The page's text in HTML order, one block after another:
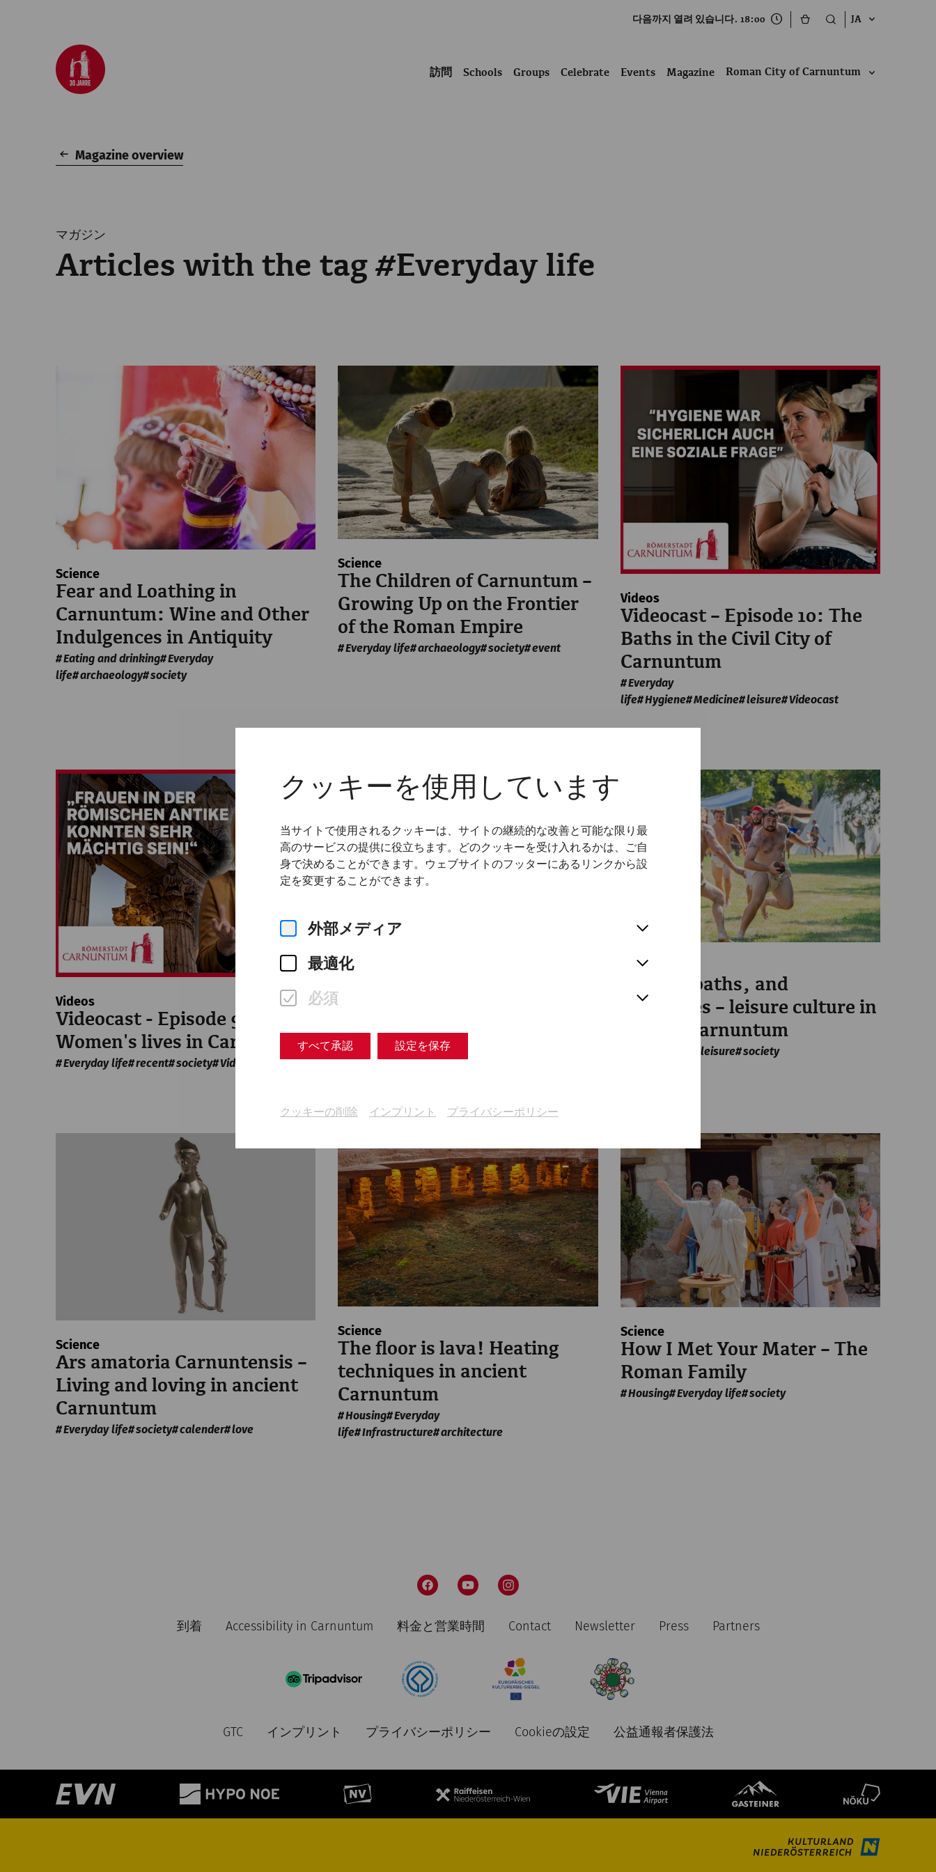
クッキーを使用しています
当サイトで使用されるクッキーは、サイトの継続的な改善と可能な限り最
高のサービスの提供に役立ちます。どのクッキーを受け入れるかは、ご自
身で決めることができます。ウェブサイトのフッターにあるリンクから設
定を変更することができます。
外部メディア
最適化
必須
すべて承認 設定を保存
クッキーの削除 インプリント プライバシーポリシー
다음까지 열려 있습니다. 18:00 JA
訪問 Schools Groups Celebrate Events Magazine Roman City of Carnuntum
Magazine overview
マガジン
Articles with the tag #Everyday life
Science
Fear and Loathing in
Carnuntum: Wine and Other
Indulgences in Antiquity
Eating and drinking Everyday
life archaeology society
Science
The Children of Carnuntum –
Growing Up on the Frontier
of the Roman Empire
Everyday life archaeology society event
Videos
Videocast – Episode 10: The
Baths in the Civil City of
Carnuntum
Everyday
life Hygiene Medicine leisure Videocast
Videos
Videocast - Episode 9:
Women's lives in Carnuntum
Everyday life recent society Videocast
Science
Women's lives in Carnuntum
Science
Games, baths, and
spectacles – leisure culture in
Roman Carnuntum
leisure society
Science
Ars amatoria Carnuntensis –
Living and loving in ancient
Carnuntum
Everyday life society calender love
Science
The floor is lava! Heating
techniques in ancient
Carnuntum
Housing Everyday
life Infrastructure architecture
Science
How I Met Your Mater – The
Roman Family
Housing Everyday life society
到着 Accessibility in Carnuntum 料金と営業時間 Contact Newsletter Press Partners
GTC インプリント プライバシーポリシー Cookieの設定 公益通報者保護法